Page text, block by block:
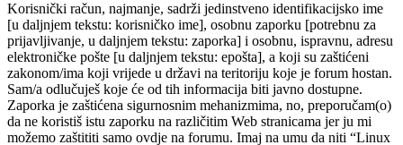
Korisnički račun, najmanje, sadrži jedinstveno identifikacijsko ime
[u daljnjem tekstu: korisničko ime], osobnu zaporku [potrebnu za
prijavljivanje, u daljnjem tekstu: zaporka] i osobnu, ispravnu, adresu
elektroničke pošte [u daljnjem tekstu: epošta], a koji su zaštićeni
zakonom/ima koji vrijede u državi na teritoriju koje je forum hostan.
Sam/a odlučuješ koje će od tih informacija biti javno dostupne.
Zaporka je zaštićena sigurnosnim mehanizmima, no, preporučam(o)
da ne koristiš istu zaporku na različitim Web stranicama jer ju mi
možemo zaštititi samo ovdje na forumu. Imaj na umu da niti “Linux